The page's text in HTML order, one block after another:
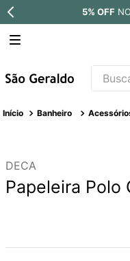
5% OFF NO
Buscar
Banheiro
DECA
Papeleira Polo
TERMOS MAIS
º
6º
perola